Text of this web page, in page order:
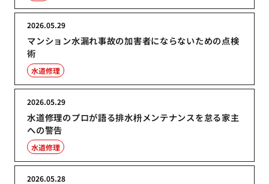
マンション水漏れ事故の加害者にならないための点検
術
2026.05.29
水道修理
水道修理のプロが語る排水枡メンテナンスを怠る家主
への警告
2026.05.29
水道修理
2026.05.28